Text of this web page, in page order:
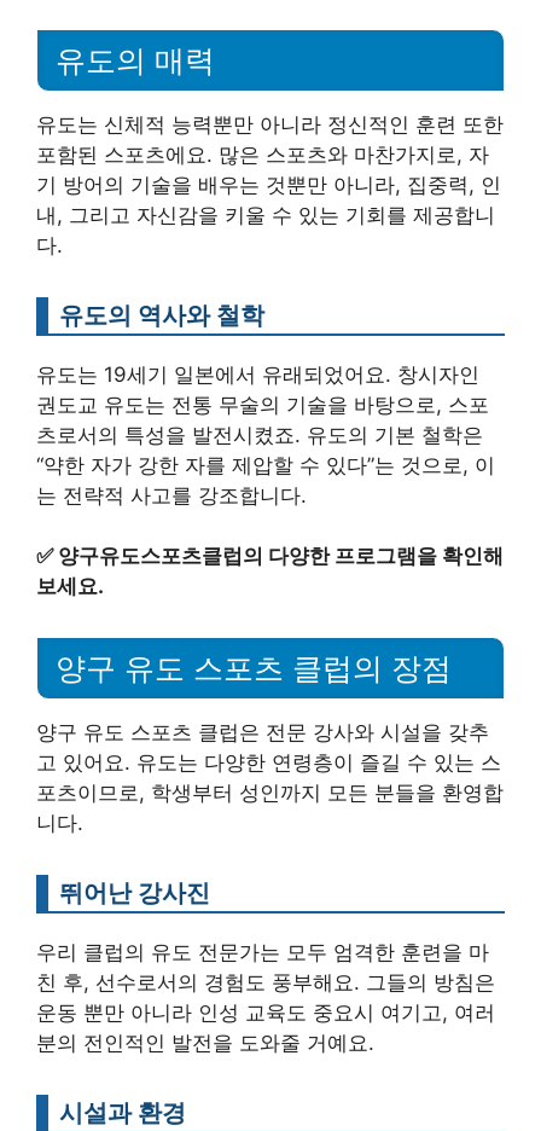
유도의 매력
유도는 신체적 능력뿐만 아니라 정신적인 훈련 또한
포함된 스포츠에요. 많은 스포츠와 마찬가지로, 자
기 방어의 기술을 배우는 것뿐만 아니라, 집중력, 인
내, 그리고 자신감을 키울 수 있는 기회를 제공합니
다.
유도의 역사와 철학
유도는 19세기 일본에서 유래되었어요. 창시자인
권도교 유도는 전통 무술의 기술을 바탕으로, 스포
츠로서의 특성을 발전시켰죠. 유도의 기본 철학은
“약한 자가 강한 자를 제압할 수 있다”는 것으로, 이
는 전략적 사고를 강조합니다.
✅ 양구유도스포츠클럽의 다양한 프로그램을 확인해
보세요.
양구 유도 스포츠 클럽의 장점
양구 유도 스포츠 클럽은 전문 강사와 시설을 갖추
고 있어요. 유도는 다양한 연령층이 즐길 수 있는 스
포츠이므로, 학생부터 성인까지 모든 분들을 환영합
니다.
뛰어난 강사진
우리 클럽의 유도 전문가는 모두 엄격한 훈련을 마
친 후, 선수로서의 경험도 풍부해요. 그들의 방침은
운동 뿐만 아니라 인성 교육도 중요시 여기고, 여러
분의 전인적인 발전을 도와줄 거예요.
시설과 환경